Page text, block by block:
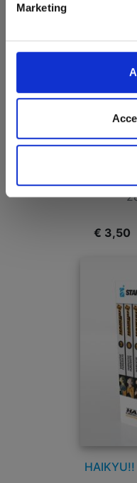
Marketing
€ 3,50